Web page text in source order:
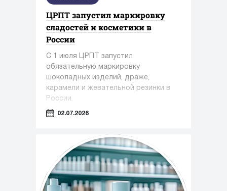
ЦРПТ запустил маркировку
сладостей и косметики в
России
С 1 июля ЦРПТ запустил
обязательную маркировку
шоколадных изделий, драже,
карамели и жевательной резинки в
России.
02.07.2026